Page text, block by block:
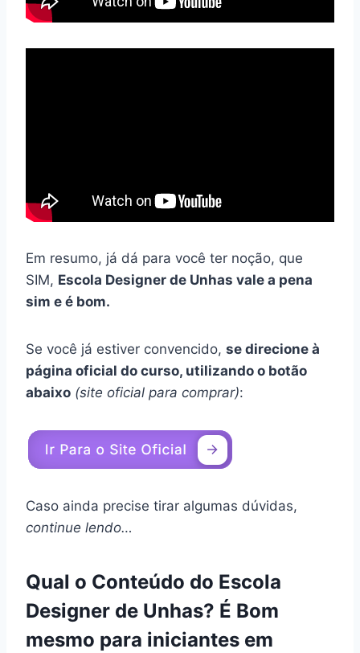
Em resumo, já dá para você ter noção, que
SIM, Escola Designer de Unhas vale a pena
sim e é bom.
Se você já estiver convencido, se direcione à
página oficial do curso, utilizando o botão
abaixo (site oficial para comprar):
Caso ainda precise tirar algumas dúvidas,
continue lendo…
Qual o Conteúdo do Escola
Designer de Unhas? É Bom
mesmo para iniciantes em